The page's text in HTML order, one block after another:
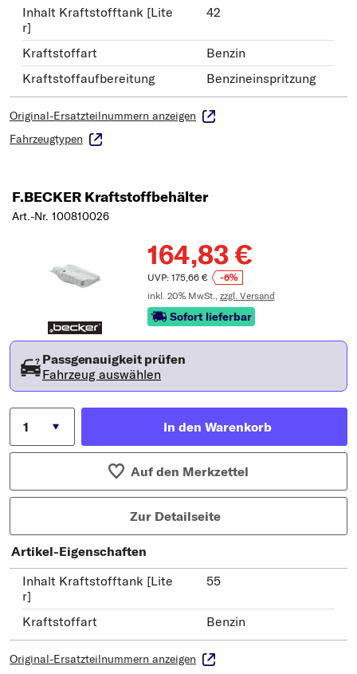
Inhalt Kraftstofftank [Lite
r]
42
Kraftstoffart
Benzin
Kraftstoffaufbereitung
Benzineinspritzung
Original-Ersatzteilnummern anzeigen
Fahrzeugtypen
F.BECKER Kraftstoffbehälter
Art.-Nr. 100810026
164,83 €
UVP: 175,66 €
-6%
inkl. 20% MwSt., zzgl. Versand
Sofort lieferbar
Passgenauigkeit prüfen
Fahrzeug auswählen
In den Warenkorb
Auf den Merkzettel
Zur Detailseite
Artikel-Eigenschaften
Inhalt Kraftstofftank [Lite
r]
55
Kraftstoffart Benzin
Original-Ersatzteilnummern anzeigen